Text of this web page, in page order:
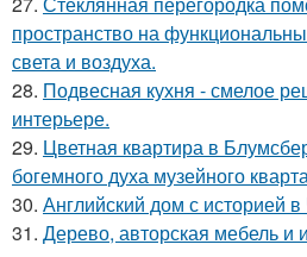
пространство на
света и воздуха.
28. Подвесная кухня - смелое
интерьере.
29. Цветная квартира в
богемного духа музейного
30. Английский дом с историей в
31. Дерево, авторская мебель и